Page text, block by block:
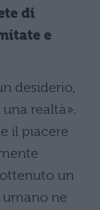
di
e
desiderio,
realtà».
il piacere
un
umano ne